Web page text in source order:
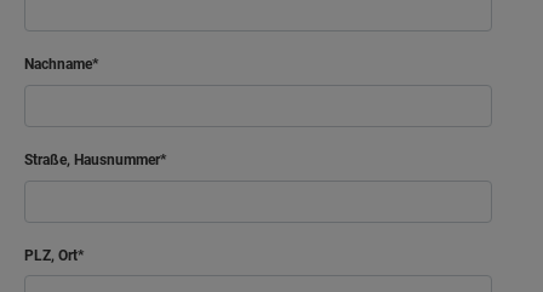
Nachname
Straße, Hausnummer
PLZ, Ort